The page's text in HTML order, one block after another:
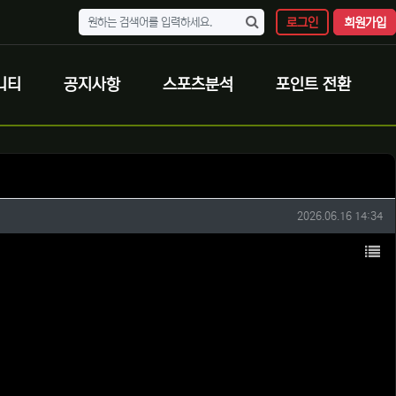
로그인 회원가입
티 공지사항 스포츠분석 포인트 전환
작성일
2026.06.16 14:34
목